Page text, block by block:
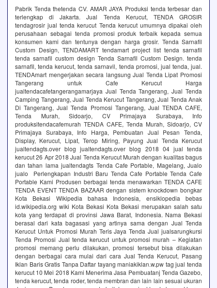
Pabrik Tenda thetenda CV. AMAR JAYA Produksi tenda terbesar dan
terlengkap di Jakarta. Jual Tenda Kerucut, TENDA GROSIR
tendagrosir jual tenda kerucut Tenda kerucut umumnya dipakai oleh
perusahaan sebagai tenda promosi produk terbaik kepada semua
konsumen kami dan tentunya dengan harga grosir. Tenda Sarnafil
Custom Design, TENDAMART tendamart project list tenda sarnafil
tenda sarnafil custom design Tenda Sarnafil Custom Design. tenda
sarnafil, tenda kerucut, tenda sarnavil, tenda promosi, jual tenda, jual.
TENDAmart mengerjakan secara langsung Jual Tenda Lipat Promosi
Tangerang untuk Cafe Kerucut Harga
jualtendacafetangerangamarjaya Jual Tenda Tangerang, Jual Tenda
Camping Tangerang, Jual Tenda Kerucut Tangerang, Jual Tenda Anak
Di Tangerang, Jual Tenda Promosi Tangerang, Jual TENDA CAFE,
Tenda Murah, Sidoarjo, CV Primajaya Surabaya, Info
produksitendacafemurah TENDA CAFE, Tenda Murah, Sidoarjo, CV
Primajaya Surabaya, Info Harga, Pembuatan Jual Pesan Tenda,
Display, Kerucut, Lipat, Terop Miring, Payung Jual Tenda Kerucut
jualtendagts.over blog jualtendagts.over blog 2018 04 jual tenda
kerucut 26 Apr 2018 Jual Tenda Kerucut Murah dengan kualitas bagus
dan tahan lama jualtendagts Tenda Cafe Portable, Magelang, Jualo
jualo Perlengkapan Industri Baru Tenda Cafe Portable Tenda Cafe
Portable Kami Produsen berbagai tenda menawarkan TENDA CAFE
TENDA EVENT TENDA BAZAAR dengan sistem knockdown bongkar
Kota Bekasi Wikipedia bahasa Indonesia, ensiklopedia bebas
id.wikipedia.org wiki Kota Bekasi Kota Bekasi merupakan salah satu
kota yang terdapat di provinsi Jawa Barat, Indonesia. Nama Bekasi
berasal dari kata bagasasi yang artinya sama dengan Jual Tenda
Kerucut Untuk Promosi Murah Teris Jaya Tenda Jual jualsarungkursi
Tenda Promosi Jual tenda kerucut untuk promosi murah – Kegiatan
promosi memang perlu dilakukan, promosi tersebut bisa dilakukan
dengan berbagai cara mulai dari cara Jual Tenda Kerucut, Pasang
Iklan Baris Gratis Tanpa Daftar tayang maniakiklan.w.pw tag jual tenda
kerucut 10 Mei 2018 Kami Menerima Jasa Pembuatanj Tenda Gazebo,
tenda kerucut, tenda roder, tenda membran dan lain lain sesuai ukuran